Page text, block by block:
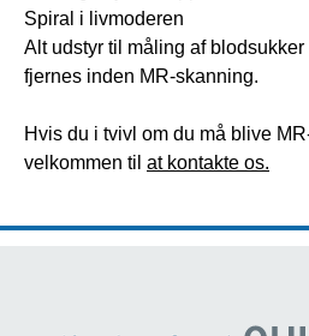
Spiral i livmoderen
Alt udstyr til måling af
fjernes inden MR-skanning.
Hvis du i tvivl om du må blive
velkommen til at kontakte os.